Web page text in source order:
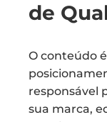
de
O conteúdo
responsável
sua marca,